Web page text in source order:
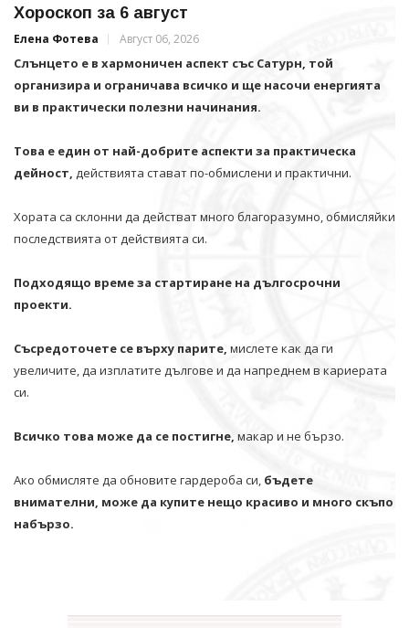
Хороскоп за 6 август
Елена Фотева Август 06, 2026
Слънцето е в хармоничен аспект със Сатурн, той
организира и ограничава всичко и щe насочи енергията
ви в практически полезни начинания.
Това е един от най-добрите аспекти за практическа
дейност, действията стават по-обмислени и практични.
Хората са склонни да действат много благоразумно, обмисляйки
последствията от действията си.
Подходящо време за стартиране на дългосрочни
проекти.
Съсредоточете се върху парите, мислете как да ги
увеличите, да изплатите дългове и да напреднем в кариерата
си.
Всичко това може да се постигне, макар и не бързо.
Ако обмисляте да обновите гардероба си, бъдете
внимателни, може да купите нещо красиво и много скъпо
набързо.